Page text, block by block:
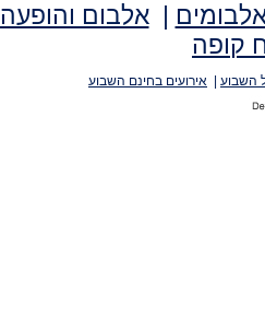
|אלבום והופעה
קופה
השבוע אירועים בחינם השבוע